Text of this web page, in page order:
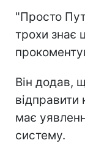
"Просто
трохи знає
Він додав,
має
систему.